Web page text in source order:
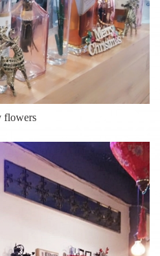
flowers